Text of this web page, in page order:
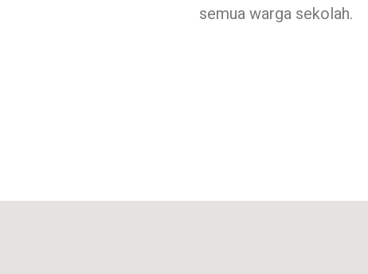
semua warga sekolah.